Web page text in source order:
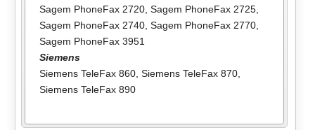
Sagem PhoneFax 2720, Sagem PhoneFax 2725,
Sagem PhoneFax 2740, Sagem PhoneFax 2770,
Sagem PhoneFax 3951
Siemens
Siemens TeleFax 860, Siemens TeleFax 870,
Siemens TeleFax 890